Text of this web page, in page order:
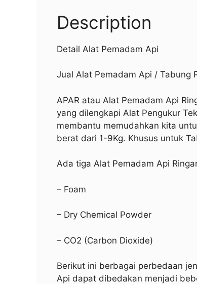
Description
Detail Alat Pemadam Api
Jual Alat Pemadam Api / Tabung
APAR atau Alat Pemadam Api
yang dilengkapi Alat Pengukur
membantu memudahkan kita
berat dari 1-9Kg. Khusus untuk
Ada tiga Alat Pemadam Api
– Foam
– Dry Chemical Powder
– CO2 (Carbon Dioxide)
Berikut ini berbagai perbedaan
Api dapat dibedakan menjadi